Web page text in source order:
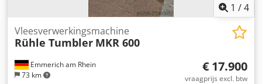
1 /4
Emmerich am Rhein
73 km
Vleesverwerkingsmachine
Rühle Tumbler MKR 600
€ 17.900
vraagprijs excl. btw